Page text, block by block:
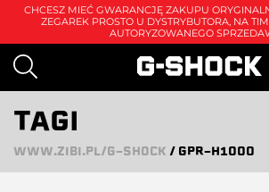
CHCESZ MIEĆ GWARANCJĘ ZAKUPU
ZEGAREK PROSTO U DYSTRYBUTORA, NA
AUTORYZOWANEGO
TAGI
WWW.ZIBI.PL/G-SHOCK / GPR-H1000